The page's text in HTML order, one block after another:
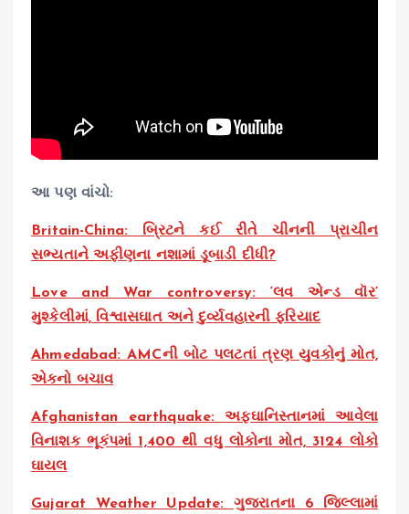
આ પણ વાંચો:
Britain-China: બ્રિટને કઈ રીતે ચીનની પ્રાચીન
સભ્યતાને અફીણના નશામાં ડૂબાડી દીધી?
Love and War controversy: ‘લવ એન્ડ વૉર’
મુશ્કેલીમાં, વિશ્વાસઘાત અને દુર્વ્યવહારની ફરિયાદ
Ahmedabad: AMCની બોટ પલટતાં ત્રણ યુવકોનું મોત,
એકનો બચાવ
Afghanistan earthquake: અફઘાનિસ્તાનમાં આવેલા
વિનાશક ભૂકંપમાં 1,400 થી વધુ લોકોના મોત, 3124 લોકો
ઘાયલ
Gujarat Weather Update: ગુજરાતના 6 જિલ્લામાં